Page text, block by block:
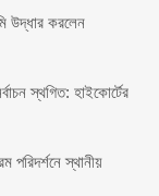
উদ্ধার করলেন
স্থগিত: হাইকোর্টের
পরিদর্শনে স্থানীয়